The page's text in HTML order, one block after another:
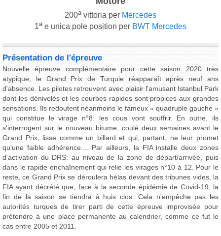
200avittoria per Mercedes
1ae unica pole position per BWT Mercedes
Présentation de l'épreuve
Nouvelle épreuve complémentaire pour cette saison 2020 très
atypique, le Grand Prix de Turquie réapparaît après neuf ans
d'absence. Les pilotes retrouvent avec plaisir l'amusant Istanbul Park
dont les dénivelés et les courbes rapides sont propices aux grandes
sensations. Ils redoutent néanmoins le fameux « quadruple gauche »
qui constitue le virage n°8: les cous vont souffrir. En outre, ils
s'interrogent sur le nouveau bitume, coulé deux semaines avant le
Grand Prix, lisse comme un billard et qui, partant, ne leur promet
qu'une faible adhérence.... Par ailleurs, la FIA installe deux zones
d'activation du DRS: au niveau de la zone de départ/arrivée, puis
dans le rapide enchaînement qui relie les virages n°10 à 12. Pour le
reste, ce Grand Prix se déroulera hélas devant des tribunes vides, la
FIA ayant décrété que, face à la seconde épidémie de Covid-19, la
fin de la saison se tiendra à huis clos. Cela n'empêche pas les
autorités turques de tirer parti de cette épreuve improvisée pour
prétendre à une place permanente au calendrier, comme ce fut le
cas entre 2005 et 2011.